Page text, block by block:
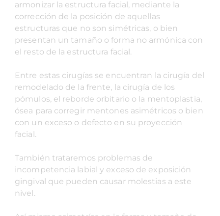
armonizar la estructura facial, mediante la
corrección de la posición de aquellas
estructuras que no son simétricas, o bien
presentan un tamaño o forma no armónica con
el resto de la estructura facial.
Entre estas cirugías se encuentran la cirugía del
remodelado de la frente, la cirugía de los
pómulos, el reborde orbitario o la mentoplastia,
ósea para corregir mentones asimétricos o bien
con un exceso o defecto en su proyección
facial.
También trataremos problemas de
incompetencia labial y exceso de exposición
gingival que pueden causar molestias a este
nivel.